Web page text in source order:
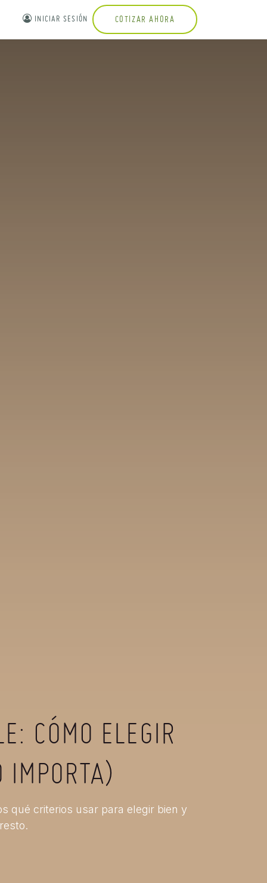
INICIAR SESIÓN COTIZAR AHORA
CÓMO ELEGIR
IMPORTA)
qué criterios usar para elegir bien y